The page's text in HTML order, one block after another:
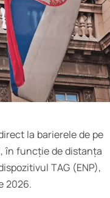
la barierele de pe
în funcție de distanța
TAG (ENP),
2026.